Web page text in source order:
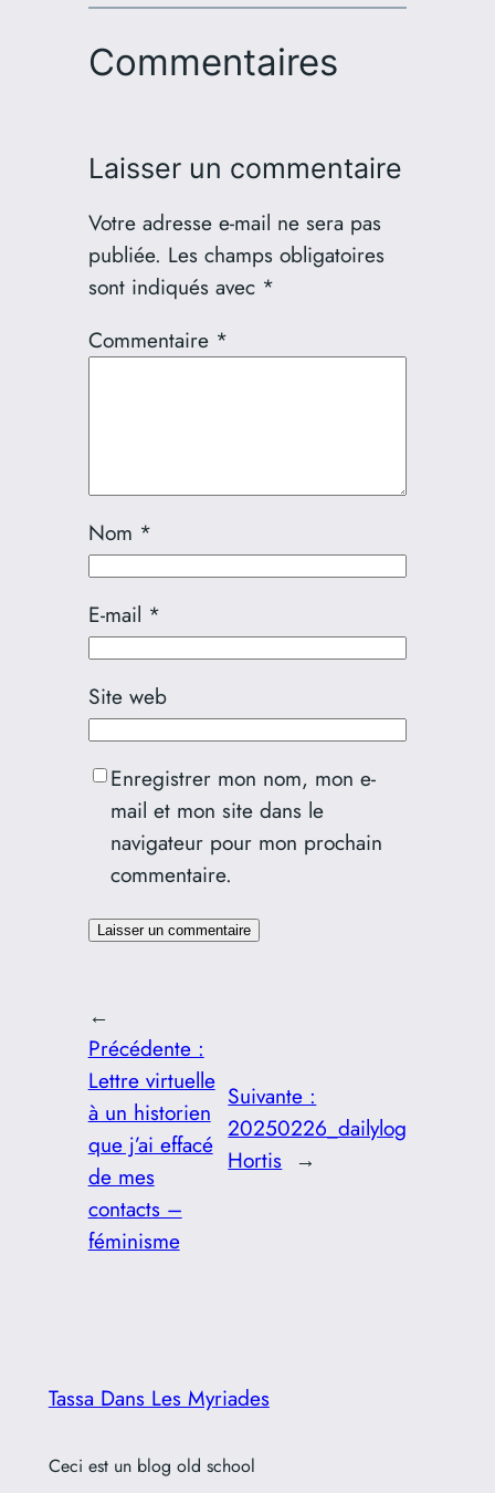
Commentaires
Laisser un commentaire
Votre adresse e-mail ne sera pas
publiée. Les champs obligatoires
sont indiqués avec *
Commentaire *
Nom *
E-mail *
Site web
Enregistrer mon nom, mon e-
mail et mon site dans le
navigateur pour mon prochain
commentaire.
←
Précédente :
Lettre virtuelle
à un historien
que j’ai effacé
de mes
contacts –
féminisme
Suivante :
20250226_dailylog
Hortis →
Tassa Dans Les Myriades
Ceci est un blog old school